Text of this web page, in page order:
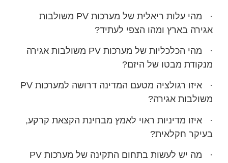
· מהי עלות ריאלית של מערכות PV משולבות
אגירה בארץ ומהו הצפי לעתיד?
· מהי הכלכליות של מערכות PV משולבות אגירה
מנקודת מבטו של היזם?
· איזו רגולציה מטעם המדינה דרושה למערכות PV
משולבות אגירה?
· איזו מדיניות ראוי לאמץ מבחינת הקצאת קרקע,
בעיקר חקלאית?
· מה יש לעשות בתחום התקינה של מערכות PV